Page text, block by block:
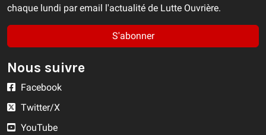
chaque lundi par email l'actualité de Lutte Ouvrière.
S'abonner
Nous suivre
Facebook
Twitter/X
YouTube